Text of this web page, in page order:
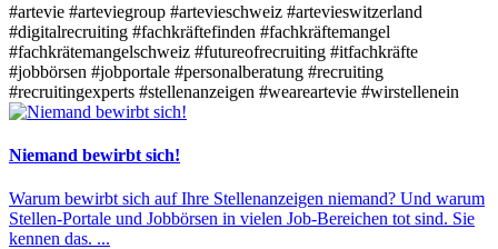
#artevie #arteviegroup #artevieschweiz #artevieswitzerland
#digitalrecruiting #fachkräftefinden #fachkräftemangel
#fachkrätemangelschweiz #futureofrecruiting #itfachkräfte
#jobbörsen #jobportale #personalberatung #recruiting
#recruitingexperts #stellenanzeigen #weareartevie #wirstellenein
Niemand bewirbt sich!
Warum bewirbt sich auf Ihre Stellenanzeigen niemand? Und warum
Stellen-Portale und Jobbörsen in vielen Job-Bereichen tot sind. Sie
kennen das. ...